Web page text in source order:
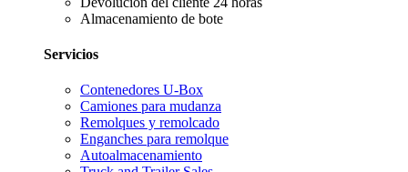
Almacenamiento de bote
Servicios
Contenedores U-Box
Camiones para mudanza
Remolques y remolcado
Enganches para remolque
Autoalmacenamiento